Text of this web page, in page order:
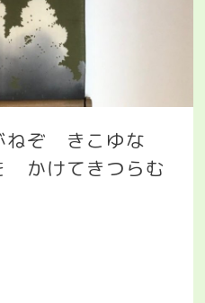
ねぞ きこゆな
かけてきつらむ